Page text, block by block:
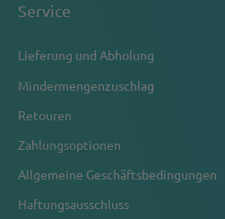
Service
Lieferung und Abholung
Mindermengenzuschlag
Retouren
Zahlungsoptionen
Allgemeine Geschäftsbedingungen
Haftungsausschluss